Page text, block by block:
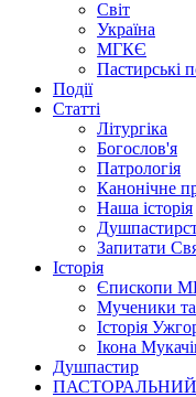
Світ
Україна
МГКЄ
Пастирські
Події
Статті
Літургіка
Богослов'я
Патрологія
Канонічне
Наша історія
Запитати
Історія
Єпископи
Мученики та
Історія
Ікона
Душпастир